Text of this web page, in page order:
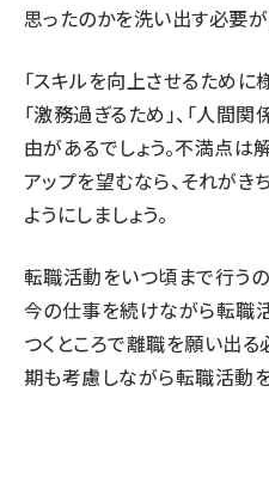
思ったのかを洗い出す必要が
「スキルを向上させるために
「激務過ぎるため」、「人間
由があるでしょう。不満点は
アップを望むなら、それが
ようにしましょう。
転職活動をいつ頃まで行うの
今の仕事を続けながら転職
つくところで離職を願い出
期も考慮しながら転職活動を